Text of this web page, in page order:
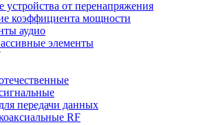
устройства от перенапряжения
коэффициента мощности
аудио
элементы
передачи данных
RF